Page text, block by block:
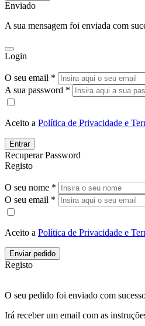
Enviado
A sua mensagem foi enviada com
Login
O seu email *
A sua password *
Aceito a Política de Privacidade e
Entrar
Recuperar Password
Registo
O seu nome *
O seu email *
Aceito a Política de Privacidade e
Enviar pedido
Registo
O seu pedido foi enviado com
Irá receber um email com as